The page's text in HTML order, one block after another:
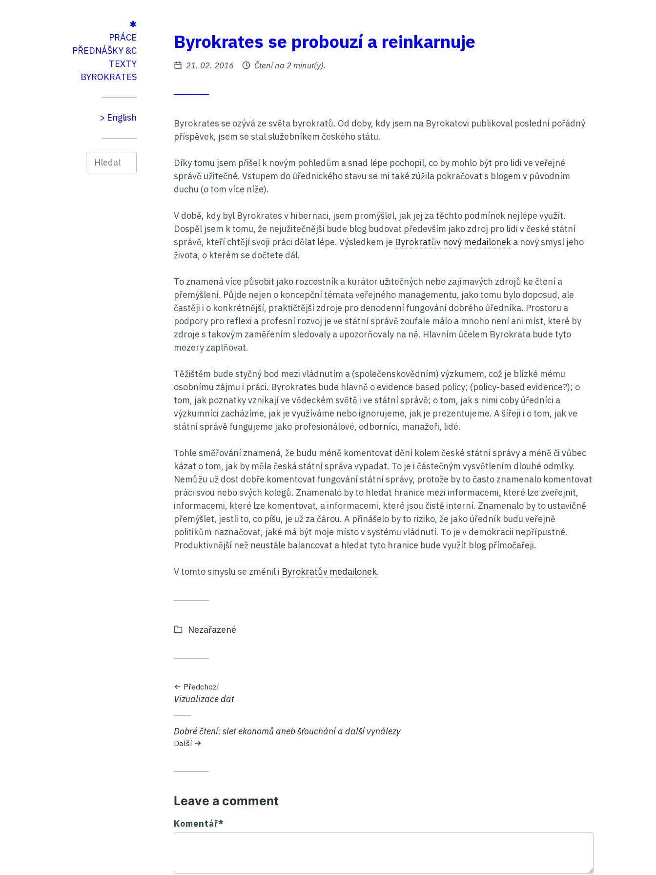
✱
PRÁCE
PŘEDNÁŠKY &C
TEXTY
BYROKRATES
> English
Hledat
obsah
Byrokrates se probouzí a reinkarnuje
Zveřejněno
21. 02. 2016 Čtení na 2 minut(y).
Byrokrates se ozývá ze světa byrokratů. Od doby, kdy jsem na Byrokatovi publikoval poslední pořádný
příspěvek, jsem se stal služebníkem českého státu.
Díky tomu jsem přišel k novým pohledům a snad lépe pochopil, co by mohlo být pro lidi ve veřejné
správě užitečné. Vstupem do úřednického stavu se mi také zúžila pokračovat s blogem v původním
duchu (o tom více níže).
V době, kdy byl Byrokrates v hibernaci, jsem promýšlel, jak jej za těchto podmínek nejlépe využít.
Dospěl jsem k tomu, že nejužitečnější bude blog budovat především jako zdroj pro lidi v české státní
správě, kteří chtějí svoji práci dělat lépe. Výsledkem je Byrokratův nový medailonek a nový smysl jeho
života, o kterém se dočtete dál.
To znamená více působit jako rozcestník a kurátor užitečných nebo zajímavých zdrojů ke čtení a
přemýšlení. Půjde nejen o koncepční témata veřejného managementu, jako tomu bylo doposud, ale
častěji i o konkrétnější, praktičtější zdroje pro denodenní fungování dobrého úředníka. Prostoru a
podpory pro reflexi a profesní rozvoj je ve státní správě zoufale málo a mnoho není ani míst, které by
zdroje s takovým zaměřením sledovaly a upozorňovaly na ně. Hlavním účelem Byrokrata bude tyto
mezery zaplňovat.
Těžištěm bude styčný bod mezi vládnutím a (společenskovědním) výzkumem, což je blízké mému
osobnímu zájmu i práci. Byrokrates bude hlavně o evidence based policy; (policy-based evidence?); o
tom, jak poznatky vznikají ve vědeckém světě i ve státní správě; o tom, jak s nimi coby úředníci a
výzkumníci zacházíme, jak je využíváme nebo ignorujeme, jak je prezentujeme. A šířeji i o tom, jak ve
státní správě fungujeme jako profesionálové, odborníci, manažeři, lidé.
Tohle směřování znamená, že budu méně komentovat dění kolem české státní správy a méně či vůbec
kázat o tom, jak by měla česká státní správa vypadat. To je i částečným vysvětlením dlouhé odmlky.
Nemůžu už dost dobře komentovat fungování státní správy, protože by to často znamenalo komentovat
práci svou nebo svých kolegů. Znamenalo by to hledat hranice mezi informacemi, které lze zveřejnit,
informacemi, které lze komentovat, a informacemi, které jsou čistě interní. Znamenalo by to ustavičně
přemýšlet, jestli to, co píšu, je už za čárou. A přinášelo by to riziko, že jako úředník budu veřejně
politikům naznačovat, jaké má být moje místo v systému vládnutí. To je v demokracii nepřípustné.
Produktivnější než neustále balancovat a hledat tyto hranice bude využít blog přímočařeji.
V tomto smyslu se změnil i Byrokratův medailonek.
Kategorie:
Nezařazené
Předchozí
Předchozí:
Vizualizace dat
Další:
Dobré čtení: slet ekonomů aneb šťouchání a další vynálezy
Další
Leave a comment
Komentář*